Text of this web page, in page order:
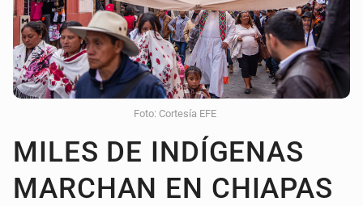
Foto: Cortesía EFE
MILES DE INDÍGENAS
MARCHAN EN CHIAPAS